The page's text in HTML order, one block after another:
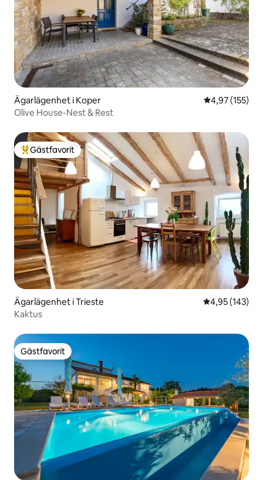
Ägarlägenhet i Koper 4,97 av 5 i
4,97 (155)
Olive House-Nest & Rest
Populär gästfavorit
Gästfavorit
Ägarlägenhet i Trieste 4,95 av 5 i
4,95 (143)
Kaktus
Gästfavorit
Gästfavorit